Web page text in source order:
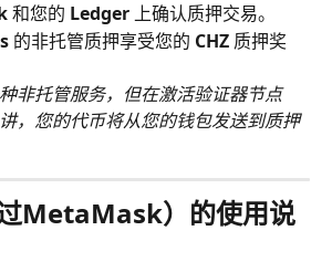
和您的 Ledger 上确认质押交易。
的非托管质押享受您的 CHZ 质押奖
非托管服务，但在激活验证器节点
，您的代币将从您的钱包发送到质押
MetaMask）的使用说